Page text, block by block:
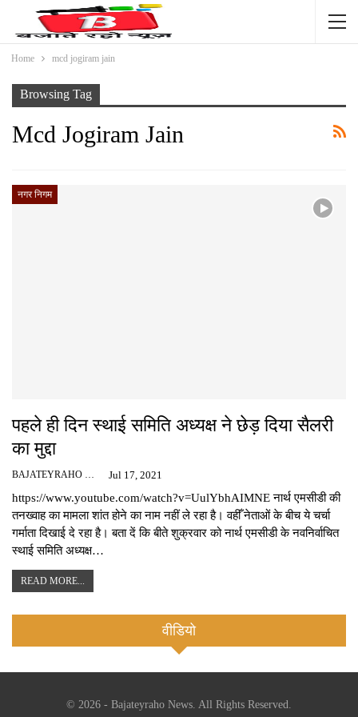
Home mcd jogiram jain
Browsing Tag
Mcd Jogiram Jain
नगर निगम
पहले ही दिन स्थाई समिति अध्यक्ष ने छेड़ दिया सैलरी
का मुद्दा
BAJATEYRAHO NEWS Jul 17, 2021
https://www.youtube.com/watch?v=UulYbhAIMNE नार्थ एमसीडी की
तनख्वाह का मामला शांत होने का नाम नहीं ले रहा है। वहीँ नेताओं के बीच ये चर्चा
गर्माता दिखाई दे रहा है। बता दें कि बीते शुक्रवार को नार्थ एमसीडी के नवनिर्वाचित
स्थाई समिति अध्यक्ष…
READ MORE...
वीडियो
© 2026 - Bajateyraho News. All Rights Reserved.